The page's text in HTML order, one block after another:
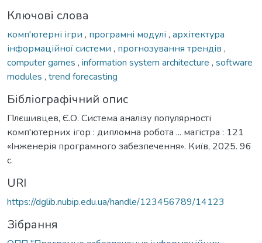
Ключові слова
комп'ютерні ігри , програмні модулі , архітектура
інформаційної системи , прогнозування трендів ,
computer games , information system architecture , software
modules , trend forecasting
Бібліографічний опис
Плєшивцев, Є.О. Система аналізу популярності
комп'ютерних ігор : дипломна робота ... магістра : 121
«Інженерія програмного забезпечення». Київ, 2025. 96
с.
URI
https://dglib.nubip.edu.ua/handle/123456789/14123
Зібрання